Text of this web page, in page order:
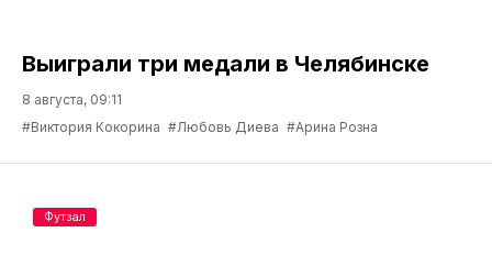
Выиграли три медали в Челябинске
8 августа, 09:11
#Виктория Кокорина #Любовь Диева #Арина Розна
Футзал